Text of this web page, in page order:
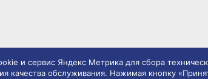
и сервис Яндекс Метрика для сбора
качества обслуживания. Нажимая кнопку